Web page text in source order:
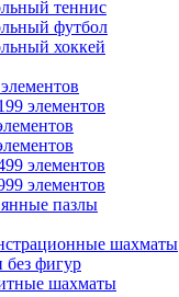
теннис
футбол
хоккей
элементов
элементов
элементов
пазлы
шахматы
без фигур
шахматы